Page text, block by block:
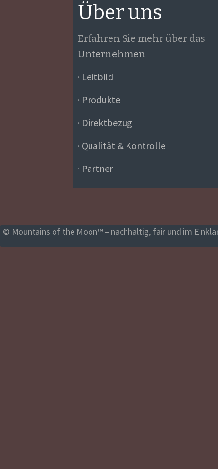
Über uns
Erfahren Sie mehr über das
Unternehmen
· Leitbild
· Produkte
· Direktbezug
· Qualität & Kontrolle
· Partner
© Mountains of the Moon™ – nachhaltig, fair und im